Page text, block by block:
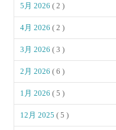
5月 2026( 2 )
4月 2026( 2 )
3月 2026( 3 )
2月 2026( 6 )
1月 2026( 5 )
12月 2025( 5 )